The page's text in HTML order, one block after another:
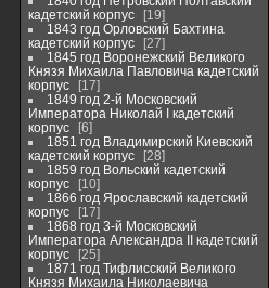
кадетский корпус
19
1843 год Орловский Бахтина
кадетский корпус
27
1845 год Воронежский Великого
Князя Михаила Павловича кадетский
корпус
17
1849 год 2-й Московский
Императора Николай I кадетский
корпус
6
1851 год Владимирский Киевский
кадетский корпус
28
1859 год Вольский кадетский
корпус
10
1866 год Ярославский кадетский
корпус
17
1868 год 3-й Московский
Императора Александра II кадетский
корпус
25
1871 год Тифлисский Великого
Князя Михаила Николаевича